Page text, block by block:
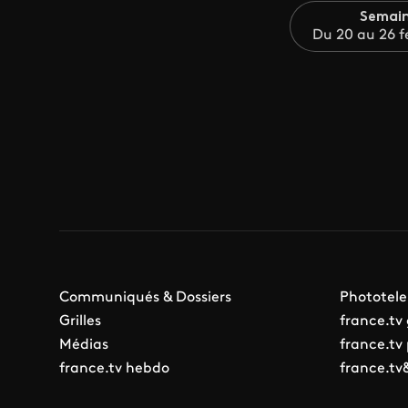
Du 20 au 26
Communiqués & Dossiers
Grilles
Médias
france.tv hebdo
Phototele
france.tv
france.tv